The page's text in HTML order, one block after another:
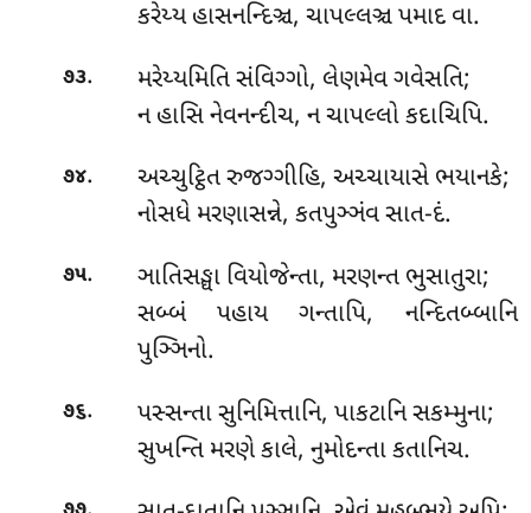
કરેય્ય હાસનન્દિઞ્ચ, ચાપલ્લઞ્ચ પમાદ વા.
૭૩. મરેય્યમિતિસંવિગ્ગો, લેણમેવ ગવેસતિ;
ન હાસિ નેવનન્દીચ, ન ચાપલ્લો કદાચિપિ.
૭૪.
અચ્ચુટ્ઠિત રુજગ્ગીહિ, અચ્ચાયાસે ભયાનકે;
નોસધે મરણાસન્ને, કતપુઞ્ઞંવ સાત-દં.
૭૫. ઞાતિસઙ્ઘા વિયોજેન્તા, મરણન્ત ભુસાતુરા;
સબ્બં પહાય ગન્તાપિ, નન્દિતબ્બાનિ
પુઞ્ઞિનો.
૭૬.
પસ્સન્તા સુનિમિત્તાનિ, પાકટાનિ સકમ્મુના;
સુખન્તિ મરણે કાલે, નુમોદન્તા કતાનિચ.